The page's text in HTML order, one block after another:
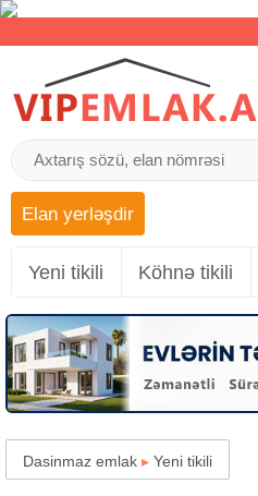
Elan yerləşdir
Yeni tikili Köhnə tikili
Dasinmaz emlak ▸ Yeni tikili